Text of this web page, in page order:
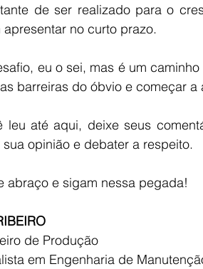
de ser realizado para o
apresentar no curto prazo.
eu o sei, mas é um
barreiras do óbvio e começar
leu até aqui, deixe seus
opinião e debater a respeito.
abraço e sigam nessa pegada!
de Produção
em Engenharia de